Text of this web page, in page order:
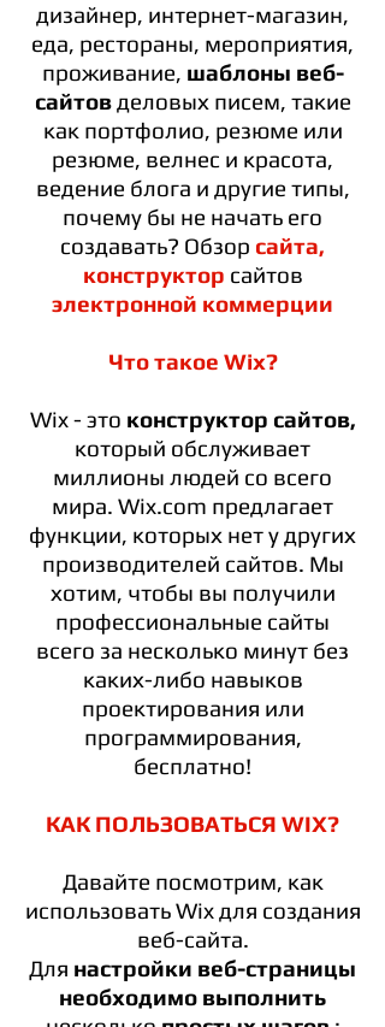
дизайнер, интернет-магазин,
еда, рестораны, мероприятия,
проживание, шаблоны веб-
сайтовделовых писем, такие
как портфолио, резюме или
резюме, велнес и красота,
ведение блога и другие типы,
почему бы не начать его
создавать? Обзор сайта,
конструктор сайтов
электронной коммерции
Что такое Wix?
Wix - это конструктор сайтов,
который обслуживает
миллионы людей со всего
мира. Wix.com предлагает
функции, которых нет у других
производителей сайтов. Мы
хотим, чтобы вы получили
профессиональные сайты
всего за несколько минут без
каких-либо навыков
проектирования или
программирования,
бесплатно!
КАК ПОЛЬЗОВАТЬСЯ WIX?
Давайте посмотрим, как
использовать Wix для создания
веб-сайта.
Для настройки веб-страницы
необходимо выполнить